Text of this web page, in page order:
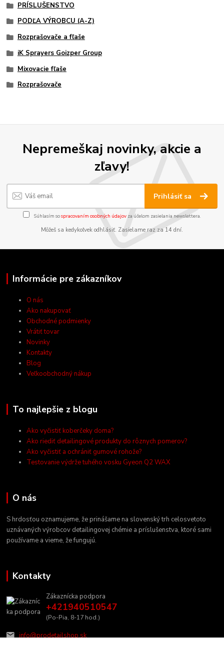
PRÍSLUŠENSTVO
PODĽA VÝROBCU (A-Z)
Rozprašovače a fľaše
iK Sprayers Goizper Group
Mixovacie fľaše
Rozprašovače
Nepremeškaj novinky, akcie a
zľavy!
Prihlásiť sa
Súhlasím sospracovaním osobných údajov za účelom zasielania newslettera.
Môžeš sa kedykoľvek odhlásiť. Zasielame raz za 14 dní.
Informácie pre zákazníkov
O nás
Ako nakupovať
Obchodné podmienky
Vrátiť tovar
Novinky
Kontakty
Blog
Veľkoobchodný nákup
To najlepšie z blogu
Ako vyčistiť koberčeky doma?
Ako riediť detailingové produkty do rôznych pomerov?
Ako vyčistiť a ochrániť gumové rohože?
Testovanie výdrže tuhého vosku Gyeon Q2 WAX
O nás
S hrdosťou oznamujeme, že prinášame na slovenský trh celosvetoto
uznávaných výrobcov detailingovej chémie a príslušenstva, ktoré sami
používame a vieme, že fungujú.
Kontakty
Zákaznícka podpora
+421940510547
(Po-Pia, 8-17 hod.)
info@prodetailshop.sk